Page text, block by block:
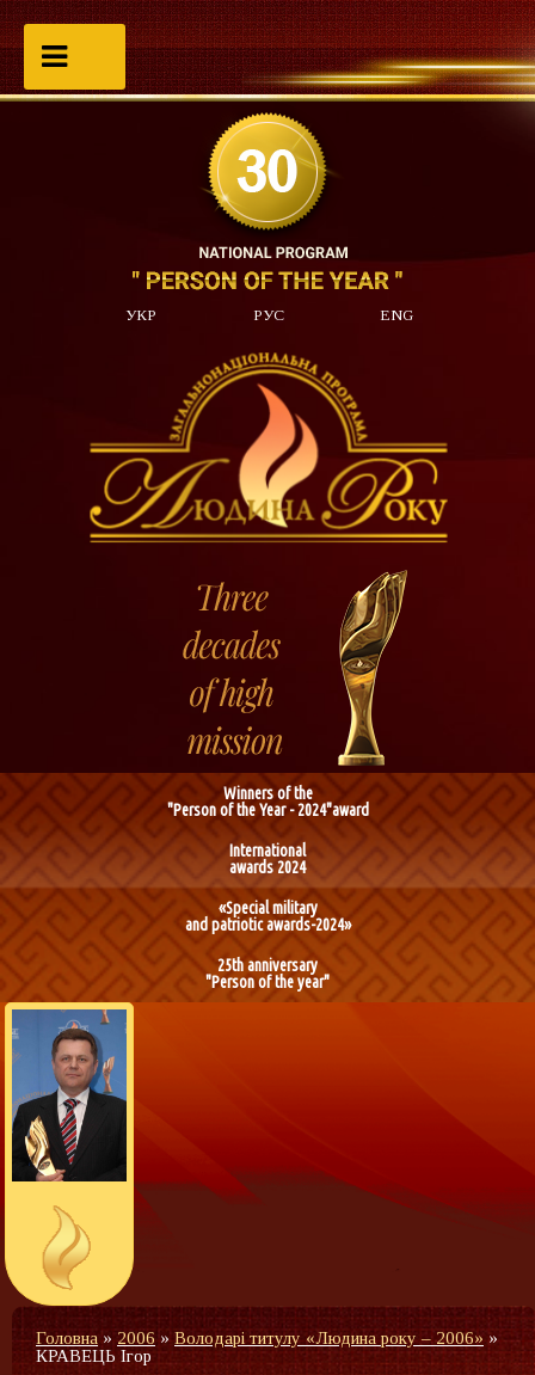
УКР РУС ENG
Winners of the
"Person of the Year - 2024"award
International
awards 2024
«Special military
and patriotic awards-2024»
25th anniversary
"Person of the year"
Головна »2006»Володарі титулу «Людина року – 2006» »
КРАВЕЦЬ Ігор